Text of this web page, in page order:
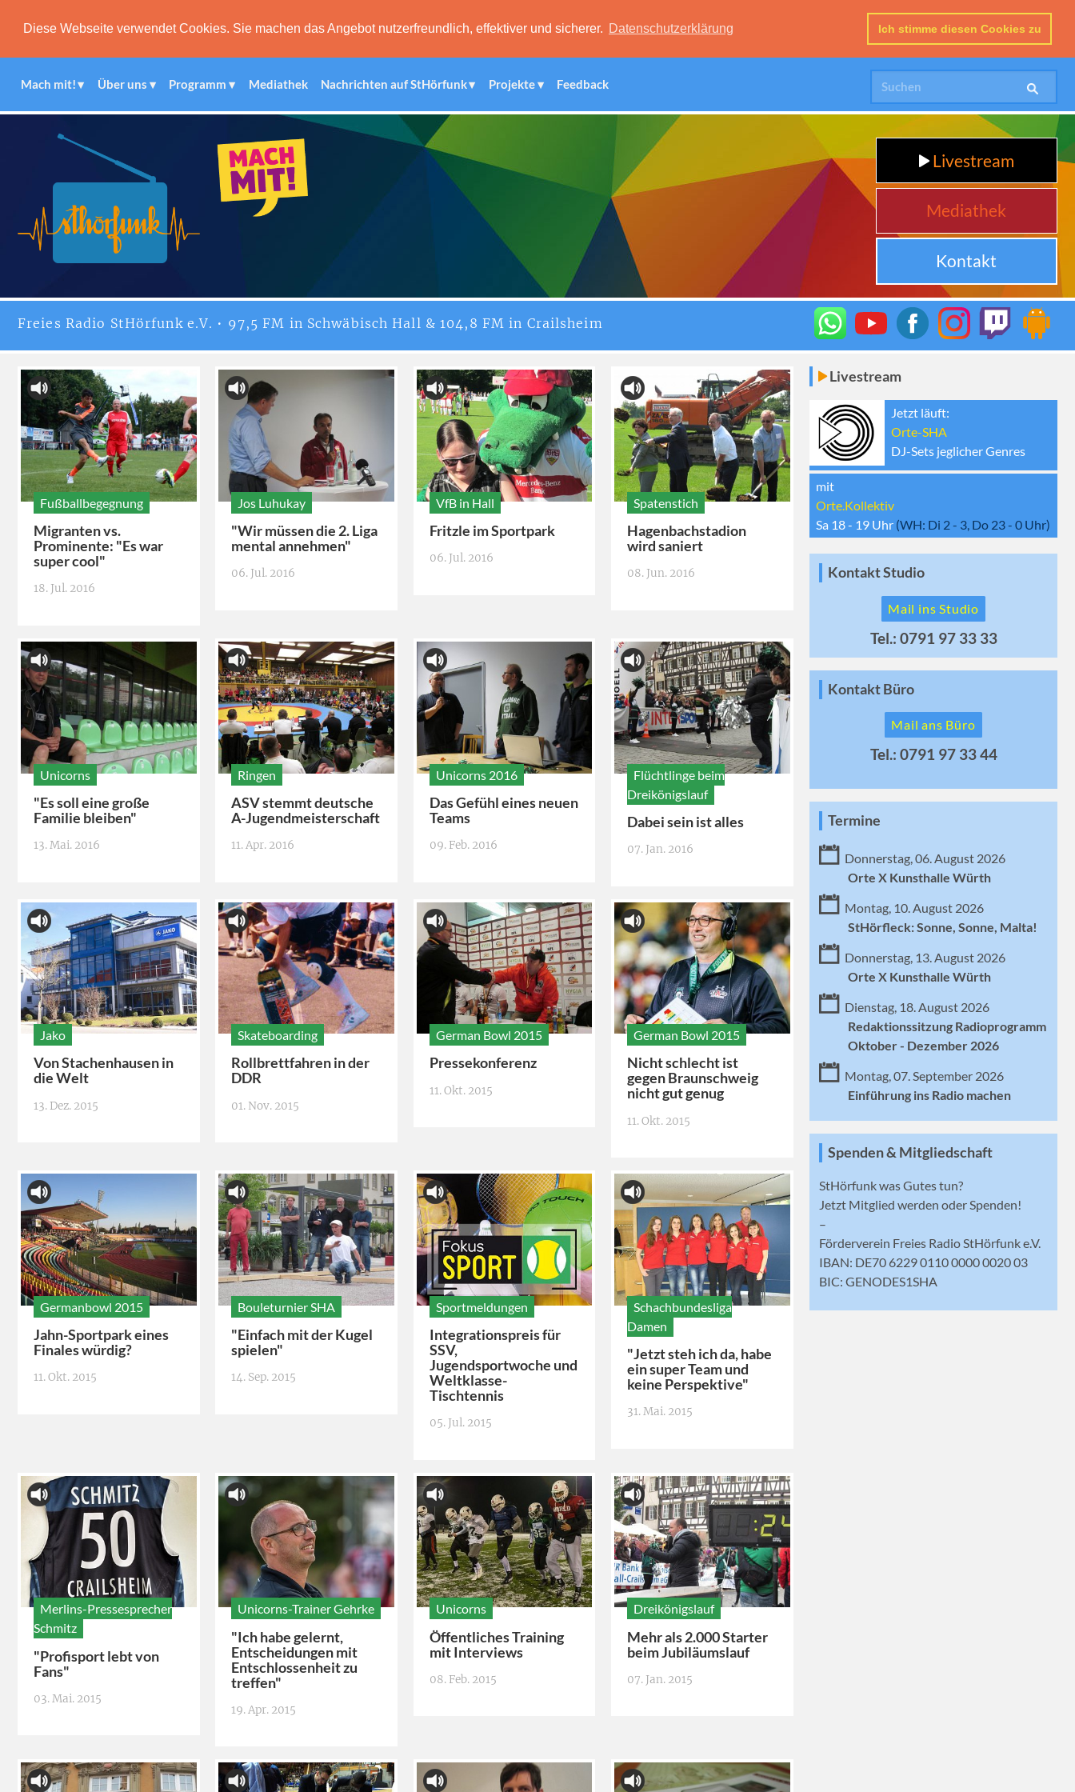
Diese Webseite verwendet Cookies. Sie machen das Angebot nutzerfreundlich, effektiver und sicherer. Datenschutzerklärung Ich stimme diesen Cookies zu
Mach mit! Über uns Programm Mediathek Nachrichten auf StHörfunk Projekte Feedback
Livestream
Mediathek
Kontakt
Freies Radio StHörfunke.V. • 97,5 FM in Schwäbisch Hall & 104,8 FM in Crailsheim
Fußballbegegnung
Migranten vs.
Prominente: "Es war
super cool"
18. Jul. 2016
Jos Luhukay
"Wir müssen die 2. Liga
mental annehmen"
06. Jul. 2016
VfB in Hall
Fritzle im Sportpark
06. Jul. 2016
Spatenstich
Hagenbachstadion
wird saniert
08. Jun. 2016
Unicorns
"Es soll eine große
Familie bleiben"
13. Mai. 2016
Ringen
ASV stemmt deutsche
A-Jugendmeisterschaft
11. Apr. 2016
Unicorns 2016
Das Gefühl eines neuen
Teams
09. Feb. 2016
Flüchtlinge beim
Dreikönigslauf
Dabei sein ist alles
07. Jan. 2016
Jako
Von Stachenhausen in
die Welt
13. Dez. 2015
Skateboarding
Rollbrettfahren in der
DDR
01. Nov. 2015
German Bowl 2015
Pressekonferenz
11. Okt. 2015
German Bowl 2015
Nicht schlecht ist
gegen Braunschweig
nicht gut genug
11. Okt. 2015
Germanbowl 2015
Jahn-Sportpark eines
Finales würdig?
11. Okt. 2015
Bouleturnier SHA
"Einfach mit der Kugel
spielen"
14. Sep. 2015
Sportmeldungen
Integrationspreis für
SSV,
Jugendsportwoche und
Weltklasse-
Tischtennis
05. Jul. 2015
Schachbundesliga
Damen
"Jetzt steh ich da, habe
ein super Team und
keine Perspektive"
31. Mai. 2015
Merlins-Pressesprecher
Schmitz
"Profisport lebt von
Fans"
03. Mai. 2015
Unicorns-Trainer Gehrke
"Ich habe gelernt,
Entscheidungen mit
Entschlossenheit zu
treffen"
19. Apr. 2015
Unicorns
Öffentliches Training
mit Interviews
08. Feb. 2015
Dreikönigslauf
Mehr als 2.000 Starter
beim Jubiläumslauf
07. Jan. 2015
Livestream
Jetzt läuft:
Orte-SHA
DJ-Sets jeglicher Genres
mit
Orte.Kollektiv
Sa 18 - 19 Uhr (WH: Di 2 - 3, Do 23 - 0 Uhr)
Kontakt Studio
Mail ins Studio
Tel.: 0791 97 33 33
Kontakt Büro
Mail ans Büro
Tel.: 0791 97 33 44
Termine
Donnerstag, 06. August 2026
Orte X Kunsthalle Würth
Montag, 10. August 2026
StHörfleck: Sonne, Sonne, Malta!
Donnerstag, 13. August 2026
Orte X Kunsthalle Würth
Dienstag, 18. August 2026
Redaktionssitzung Radioprogramm
Oktober - Dezember 2026
Montag, 07. September 2026
Einführung ins Radio machen
Spenden & Mitgliedschaft
StHörfunk was Gutes tun?
Jetzt Mitglied werden oder Spenden!
–
Förderverein Freies Radio StHörfunk e.V.
IBAN: DE70 6229 0110 0000 0020 03
BIC: GENODES1SHA